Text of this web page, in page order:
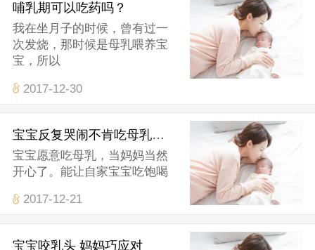
哺乳期可以吃药吗？
我在坐月子的时候，曾有过一
次发烧，那时候是母乳喂养宝
宝，所以
2017-12-30
宝宝反复哭闹不肯吃母乳，是什么原因呢？
宝宝愿意吃母乳，当妈妈当然
开心了。能让自家宝宝吃饱喝
2017-12-21
宝宝咬乳头 妈妈巧应对